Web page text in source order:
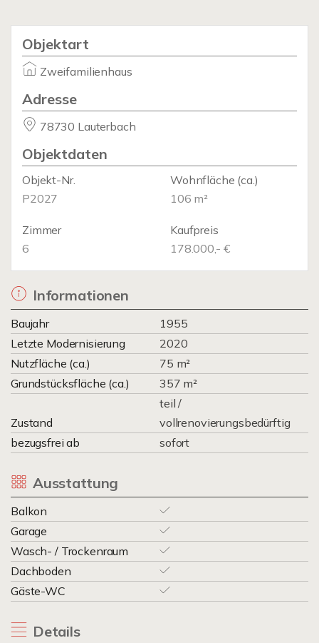
Objektart
Zweifamilienhaus
Adresse
78730 Lauterbach
Objektdaten
Objekt-Nr.
P2027
Wohnfläche (ca.)
106 m²
Zimmer
6
Kaufpreis
178.000,- €
Informationen
Baujahr
1955
Letzte Modernisierung
2020
Nutzfläche (ca.)
75 m²
Grundstücksfläche (ca.)
357 m²
Zustand
teil /
vollrenovierungsbedürftig
bezugsfrei ab
sofort
Ausstattung
Balkon
Garage
Wasch- / Trockenraum
Dachboden
Gäste-WC
Details